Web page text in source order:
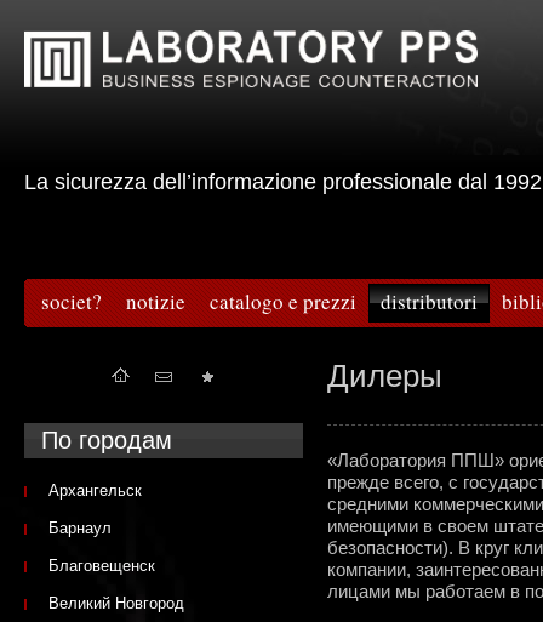
La sicurezza dell’informazione professionale dal
societ? notizie catalogo e prezzi distributori
Дилеры
«Лаборатория ППШ»
прежде всего, с
средними
имеющими в своем
безопасности). В круг
компании,
лицами мы работаем в
По городам
Архангельск
Барнаул
Благовещенск
Великий Новгород